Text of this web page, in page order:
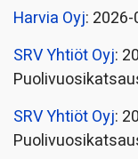
Harvia Oyj:
SRV Yhtiöt Oyj:
SRV Yhtiöt Oyj: